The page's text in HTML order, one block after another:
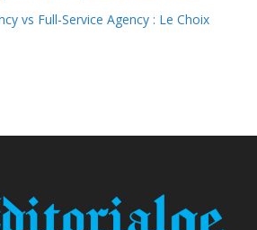
vs Full-Service Agency : Le Choix